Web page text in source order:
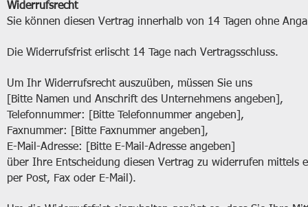
Widerrufsrecht
Sie können diesen Vertrag innerhalb von 14 Tagen ohne
Die Widerrufsfrist erlischt 14 Tage nach Vertragsschluss.
Um Ihr Widerrufsrecht auszuüben, müssen Sie uns
[Bitte Namen und Anschrift des Unternehmens angeben],
Telefonnummer: [Bitte Telefonnummer angeben],
Faxnummer: [Bitte Faxnummer angeben],
E-Mail-Adresse: [Bitte E-Mail-Adresse angeben]
über Ihre Entscheidung diesen Vertrag zu widerrufen mittels
per Post, Fax oder E-Mail).